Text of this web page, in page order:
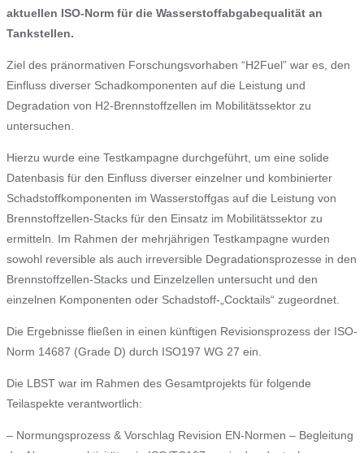
aktuellen ISO-Norm für die Wasserstoffabgabequalität an
Tankstellen.
Ziel des pränormativen Forschungsvorhaben “H2Fuel” war es, den
Einfluss diverser Schadkomponenten auf die Leistung und
Degradation von H2-Brennstoffzellen im Mobilitätssektor zu
untersuchen.
Hierzu wurde eine Testkampagne durchgeführt, um eine solide
Datenbasis für den Einfluss diverser einzelner und kombinierter
Schadstoffkomponenten im Wasserstoffgas auf die Leistung von
Brennstoffzellen-Stacks für den Einsatz im Mobilitätssektor zu
ermitteln. Im Rahmen der mehrjährigen Testkampagne wurden
sowohl reversible als auch irreversible Degradationsprozesse in den
Brennstoffzellen-Stacks und Einzelzellen untersucht und den
einzelnen Komponenten oder Schadstoff-„Cocktails“ zugeordnet.
Die Ergebnisse fließen in einen künftigen Revisionsprozess der ISO-
Norm 14687 (Grade D) durch ISO197 WG 27 ein.
Die LBST war im Rahmen des Gesamtprojekts für folgende
Teilaspekte verantwortlich:
– Normungsprozess & Vorschlag Revision EN-Normen – Begleitung